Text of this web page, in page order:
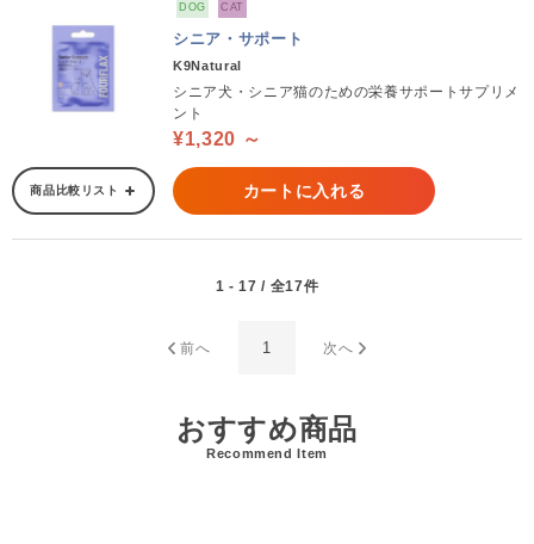
DOG CAT
シニア・サポート
K9Natural
シニア犬・シニア猫のための栄養サポートサプリメ
ント
¥1,320 ～
商品比較リスト カートに入れる
1 - 17 / 全17件
前へ 1 次へ
おすすめ商品
Recommend Item